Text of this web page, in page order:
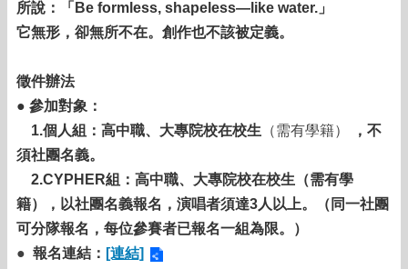
所說：「Be formless, shapeless—like water.」
它無形，卻無所不在。創作也不該被定義。
徵件辦法
● 參加對象：
1.個人組：高中職、大專院校在校生 （需有學籍）
，不
須社團名義。
2.CYPHER組：高中職、大專院校在校生（需有學
籍），以社團名義報名，演唱者須達3人以上。（同一社團
可分隊報名，每位參賽者已報名一組為限。）
● 報名連結： [連結]